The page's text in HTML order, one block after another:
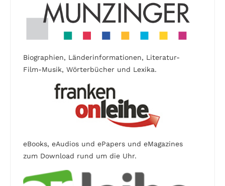
Biographien, Länderinformationen, Literatur-
Film-Musik, Wörterbücher und Lexika.
eBooks, eAudios und ePapers und eMagazines
zum Download rund um die Uhr.